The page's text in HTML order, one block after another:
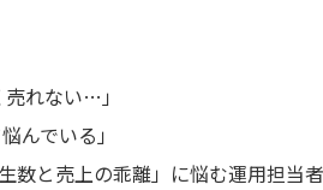
れない…」
んでいる」
と売上の乖離」に悩む運用担当